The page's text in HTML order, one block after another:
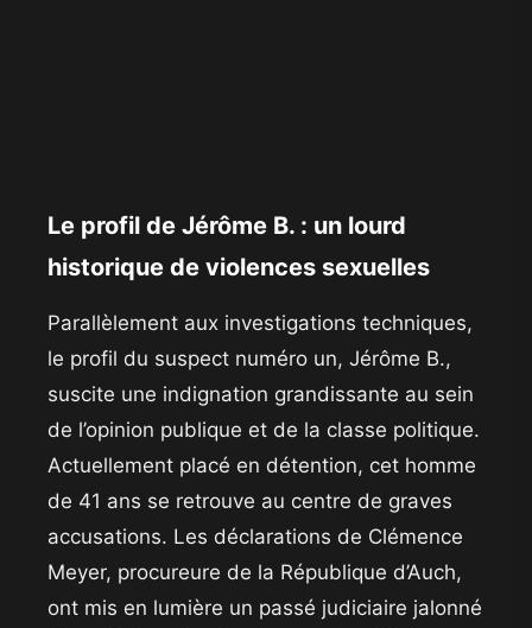
​Le profil de Jérôme B. : un lourd
historique de violences sexuelles
​Parallèlement aux investigations techniques,
le profil du suspect numéro un, Jérôme B.,
suscite une indignation grandissante au sein
de l’opinion publique et de la classe politique.
Actuellement placé en détention, cet homme
de 41 ans se retrouve au centre de graves
accusations. Les déclarations de Clémence
Meyer, procureure de la République d’Auch,
ont mis en lumière un passé judiciaire jalonné